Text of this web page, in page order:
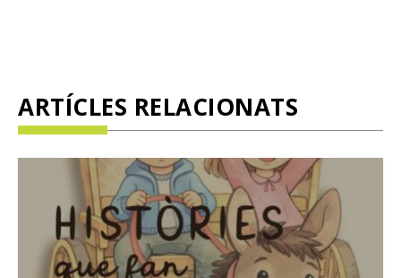
ARTÍCLES RELACIONATS